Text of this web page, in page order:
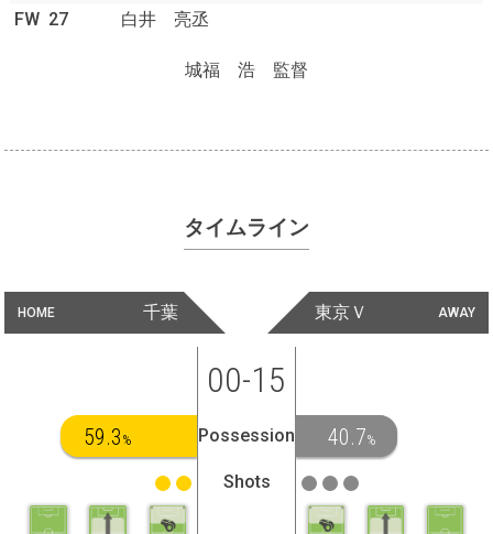
FW 27 白井 亮丞
城福 浩 監督
タイムライン
HOME 千葉 AWAY
東京Ｖ
00-15
59.3 % Possession 40.7%
Shots